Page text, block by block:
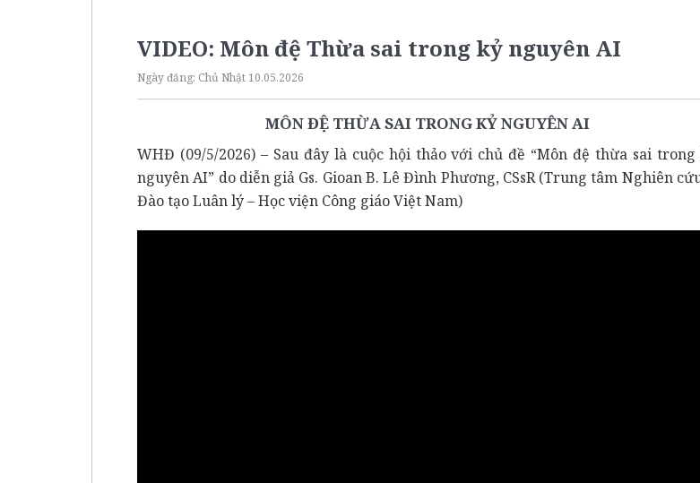
VIDEO: Môn đệ Thừa sai trong kỷ nguyên AI
Ngày đăng: Chủ Nhật 10.05.2026
MÔN ĐỆ THỪA SAI TRONG KỶ NGUYÊN AI
WHĐ (09/5/2026) – Sau đây là cuộc hội thảo với chủ đề “Môn đệ thừa sai
nguyên AI” do diễn giả Gs. Gioan B. Lê Đình Phương, CSsR (Trung tâm Nghiên
Đào tạo Luân lý – Học viện Công giáo Việt Nam)